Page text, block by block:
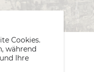
Cookies.
während
Ihre